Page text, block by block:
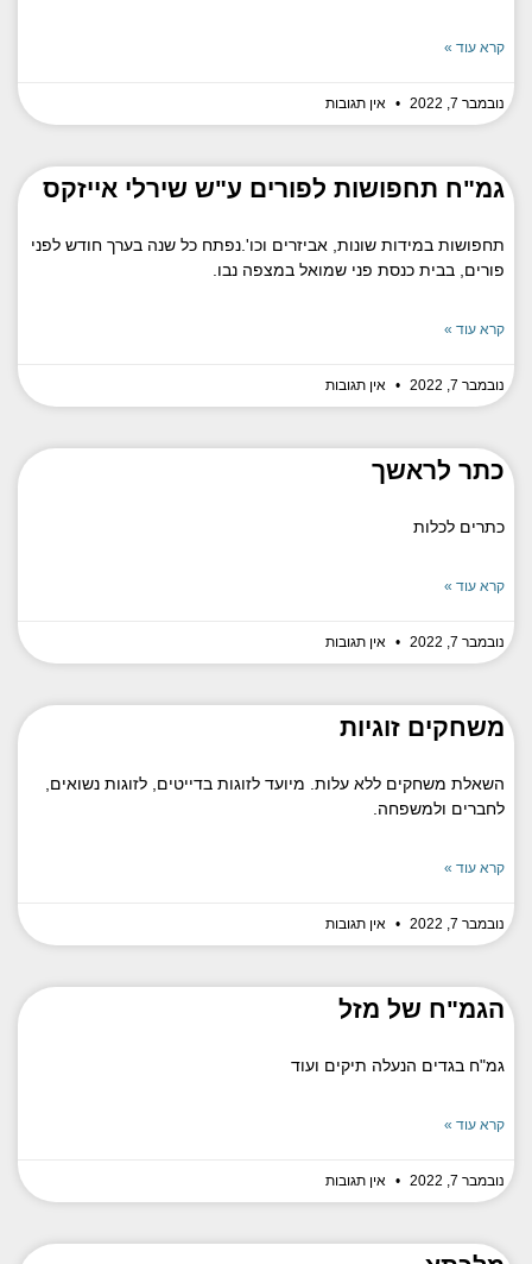
קרא עוד »
נובמבר 7, 2022 אין תגובות
גמ"ח תחפושות לפורים ע"ש שירלי אייזקס
תחפושות במידות שונות, אביזרים וכו'.נפתח כל שנה בערך חודש לפני
פורים, בבית כנסת פני שמואל במצפה נבו.
קרא עוד »
נובמבר 7, 2022 אין תגובות
כתר לראשך
כתרים לכלות
קרא עוד »
נובמבר 7, 2022 אין תגובות
משחקים זוגיות
השאלת משחקים ללא עלות. מיועד לזוגות בדייטים, לזוגות נשואים,
לחברים ולמשפחה.
קרא עוד »
נובמבר 7, 2022 אין תגובות
הגמ"ח של מזל
גמ"ח בגדים הנעלה תיקים ועוד
קרא עוד »
נובמבר 7, 2022 אין תגובות